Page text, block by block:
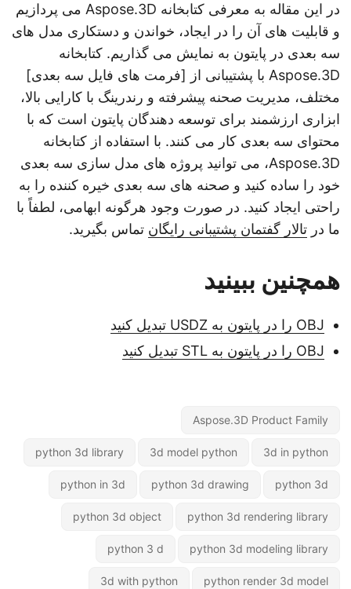
در این مقاله به معرفی کتابخانه Aspose.3D می پردازیم
و قابلیت های آن را در ایجاد، خواندن و دستکاری مدل های
سه بعدی در پایتون به نمایش می گذاریم. کتابخانه
Aspose.3D با پشتیبانی از [فرمت های فایل سه بعدی]
مختلف، مدیریت صحنه پیشرفته و رندرینگ با کارایی بالا،
ابزاری ارزشمند برای توسعه دهندگان پایتون است که با
محتوای سه بعدی کار می کنند. با استفاده از کتابخانه
Aspose.3D، می توانید پروژه های مدل سازی سه بعدی
خود را ساده کنید و صحنه های سه بعدی خیره کننده را به
راحتی ایجاد کنید. در صورت وجود هرگونه ابهامی، لطفاً با
ما در تالار گفتمان پشتیبانی رایگانتماس بگیرید.
همچنین ببینید
OBJ را در پایتون به USDZ تبدیل کنید
OBJ را در پایتون به STL تبدیل کنید
Aspose.3D Product Family
3d in python
3d model python
python 3d library
python 3d
python 3d drawing
python in 3d
python 3d rendering library
python 3d object
python 3d modeling library
python 3 d
python render 3d model
3d with python